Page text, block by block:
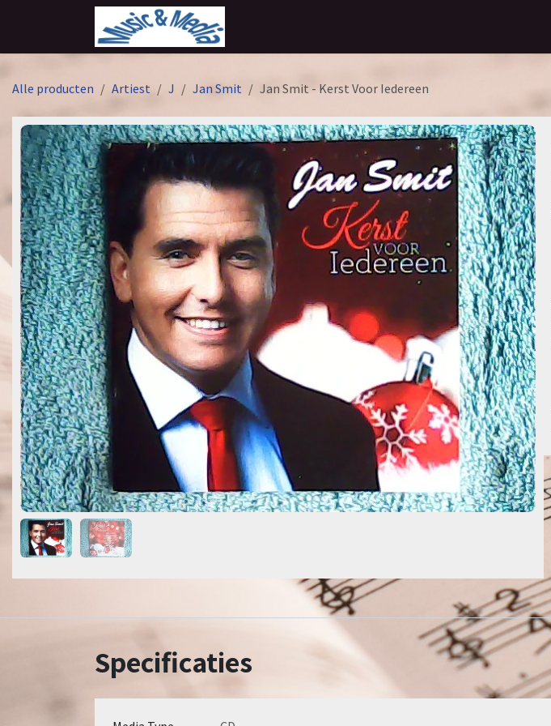
Overslaan naar inhoud
Alle producten Artiest J Jan Smit Jan Smit - Kerst Voor Iedereen
Specificaties